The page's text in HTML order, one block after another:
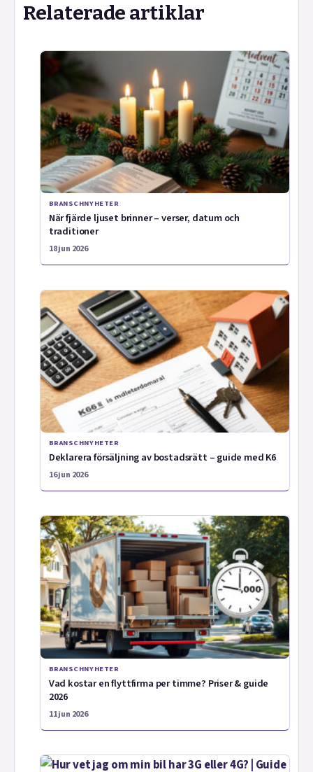
Relaterade artiklar
BRANSCHNYHETER
När fjärde ljuset brinner – verser, datum och
traditioner
18 jun 2026
BRANSCHNYHETER
Deklarera försäljning av bostadsrätt – guide med K6
16 jun 2026
BRANSCHNYHETER
Vad kostar en flyttfirma per timme? Priser & guide
2026
11 jun 2026